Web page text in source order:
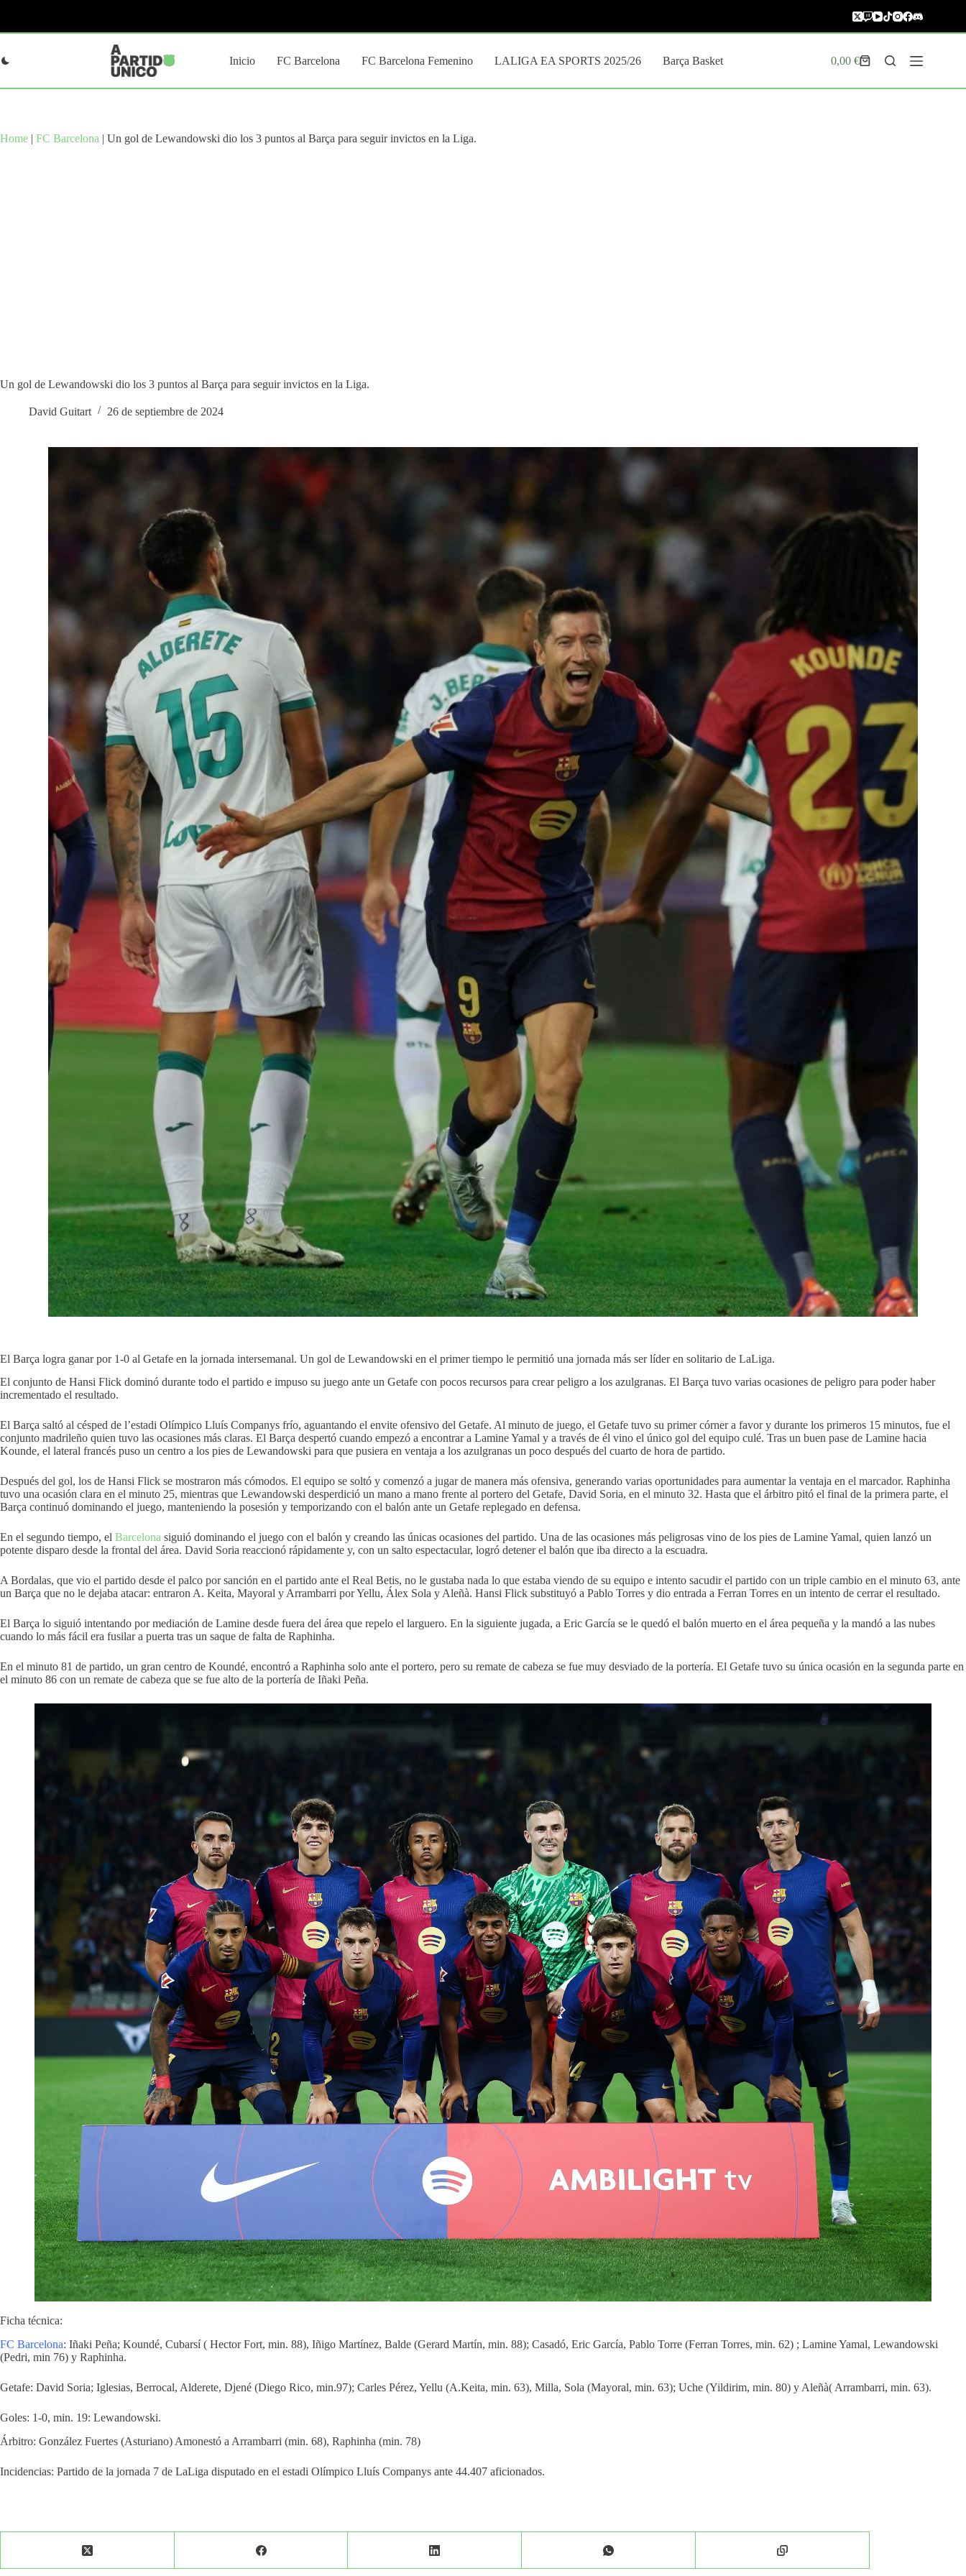
contenido
Inicio FC Barcelona FC Barcelona Femenino LALIGA EA SPORTS 2025/26 Barça Basket
Carro
compra
0,00 €
Home | FC Barcelona | Un gol de Lewandowski dio los 3 puntos al Barça para seguir invictos en la Liga.
Un gol de Lewandowski dio los 3 puntos al Barça para seguir invictos en la Liga.
David Guitart 26 de septiembre de 2024
El Barça logra ganar por 1-0 al Getafe en la jornada intersemanal. Un gol de Lewandowski en el primer tiempo le permitió una jornada más ser líder en solitario de LaLiga.
El conjunto de Hansi Flick dominó durante todo el partido e impuso su juego ante un Getafe con pocos recursos para crear peligro a los azulgranas. El Barça tuvo varias ocasiones de peligro para poder haber
incrementado el resultado.
El Barça saltó al césped de l’estadi Olímpico Lluís Companys frío, aguantando el envite ofensivo del Getafe. Al minuto de juego, el Getafe tuvo su primer córner a favor y durante los primeros 15 minutos, fue el
conjunto madrileño quien tuvo las ocasiones más claras. El Barça despertó cuando empezó a encontrar a Lamine Yamal y a través de él vino el único gol del equipo culé. Tras un buen pase de Lamine hacia
Kounde, el lateral francés puso un centro a los pies de Lewandowski para que pusiera en ventaja a los azulgranas un poco después del cuarto de hora de partido.
Después del gol, los de Hansi Flick se mostraron más cómodos. El equipo se soltó y comenzó a jugar de manera más ofensiva, generando varias oportunidades para aumentar la ventaja en el marcador. Raphinha
tuvo una ocasión clara en el minuto 25, mientras que Lewandowski desperdició un mano a mano frente al portero del Getafe, David Soria, en el minuto 32. Hasta que el árbitro pitó el final de la primera parte, el
Barça continuó dominando el juego, manteniendo la posesión y temporizando con el balón ante un Getafe replegado en defensa.
En el segundo tiempo, el Barcelona siguió dominando el juego con el balón y creando las únicas ocasiones del partido. Una de las ocasiones más peligrosas vino de los pies de Lamine Yamal, quien lanzó un
potente disparo desde la frontal del área. David Soria reaccionó rápidamente y, con un salto espectacular, logró detener el balón que iba directo a la escuadra.
A Bordalas, que vio el partido desde el palco por sanción en el partido ante el Real Betis, no le gustaba nada lo que estaba viendo de su equipo e intento sacudir el partido con un triple cambio en el minuto 63, ante
un Barça que no le dejaba atacar: entraron A. Keita, Mayoral y Arrambarri por Yellu, Álex Sola y Aleñà. Hansi Flick substituyó a Pablo Torres y dio entrada a Ferran Torres en un intento de cerrar el resultado.
El Barça lo siguió intentando por mediación de Lamine desde fuera del área que repelo el larguero. En la siguiente jugada, a Eric García se le quedó el balón muerto en el área pequeña y la mandó a las nubes
cuando lo más fácil era fusilar a puerta tras un saque de falta de Raphinha.
En el minuto 81 de partido, un gran centro de Koundé, encontró a Raphinha solo ante el portero, pero su remate de cabeza se fue muy desviado de la portería. El Getafe tuvo su única ocasión en la segunda parte en
el minuto 86 con un remate de cabeza que se fue alto de la portería de Iñaki Peña.
Ficha técnica:
FC Barcelona: Iñaki Peña; Koundé, Cubarsí ( Hector Fort, min. 88), Iñigo Martínez, Balde (Gerard Martín, min. 88); Casadó, Eric García, Pablo Torre (Ferran Torres, min. 62) ; Lamine Yamal, Lewandowski
(Pedri, min 76) y Raphinha.
Getafe: David Soria; Iglesias, Berrocal, Alderete, Djené (Diego Rico, min.97); Carles Pérez, Yellu (A.Keita, min. 63), Milla, Sola (Mayoral, min. 63); Uche (Yildirim, min. 80) y Aleñà( Arrambarri, min. 63).
Goles: 1-0, min. 19: Lewandowski.
Árbitro: González Fuertes (Asturiano) Amonestó a Arrambarri (min. 68), Raphinha (min. 78)
Incidencias: Partido de la jornada 7 de LaLiga disputado en el estadi Olímpico Lluís Companys ante 44.407 aficionados.